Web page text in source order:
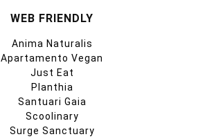
WEB FRIENDLY
Anima Naturalis
Apartamento Vegan
Just Eat
Planthia
Santuari Gaia
Scoolinary
Surge Sanctuary